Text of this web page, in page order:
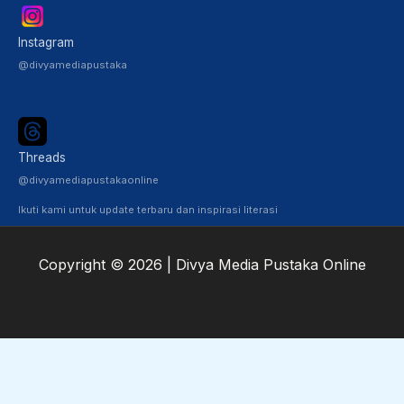
Instagram
@divyamediapustaka
Threads
@divyamediapustakaonline
Ikuti kami untuk update terbaru dan inspirasi literasi
Copyright © 2026 | Divya Media Pustaka Online